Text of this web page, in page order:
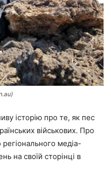
історію про те, як пес
військових. Про
медіа-
на своїй сторінці в